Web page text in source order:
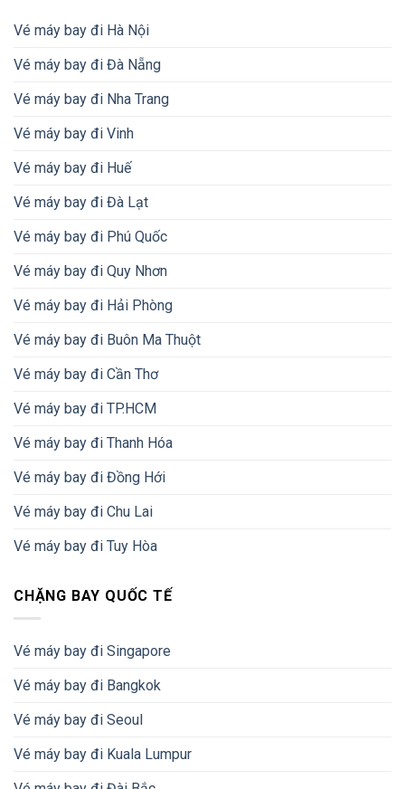
Vé máy bay đi Hà Nội
Vé máy bay đi Đà Nẵng
Vé máy bay đi Nha Trang
Vé máy bay đi Vinh
Vé máy bay đi Huế
Vé máy bay đi Đà Lạt
Vé máy bay đi Phú Quốc
Vé máy bay đi Quy Nhơn
Vé máy bay đi Hải Phòng
Vé máy bay đi Buôn Ma Thuột
Vé máy bay đi Cần Thơ
Vé máy bay đi TP.HCM
Vé máy bay đi Thanh Hóa
Vé máy bay đi Đồng Hới
Vé máy bay đi Chu Lai
Vé máy bay đi Tuy Hòa
CHẶNG BAY QUỐC TẾ
Vé máy bay đi Singapore
Vé máy bay đi Bangkok
Vé máy bay đi Seoul
Vé máy bay đi Kuala Lumpur